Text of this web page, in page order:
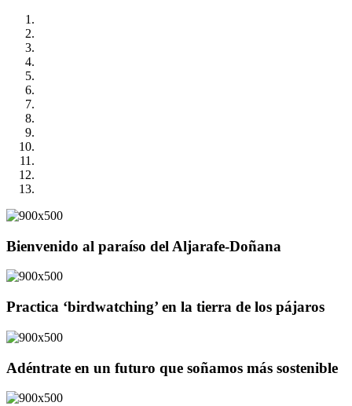
Bienvenido al paraíso del Aljarafe-Doñana
Practica ‘birdwatching’ en la tierra de los pájaros
Adéntrate en un futuro que soñamos más sostenible